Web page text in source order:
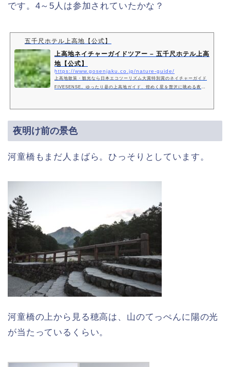
です。4～5人は参加されていたかな？
五千尺ホテル上高地【公式】
上高地ネイチャーガイドツアー – 五千尺ホテル上高
地【公式】
https://www.gosenjaku.co.jp/nature-guide/
上高地散策・観光なら日本エコツーリズム大賞特別賞のネイチャーガイド
FIVESENSE。ゆったり昼の上高地ガイド、煌めく星を贅沢に眺める夜の
夜明け前の景色
河童橋もまだ人まばら。ひっそりとしています。
河童橋の上から見る穂高は、山のてっぺんに陽の光
が当たっているくらい。